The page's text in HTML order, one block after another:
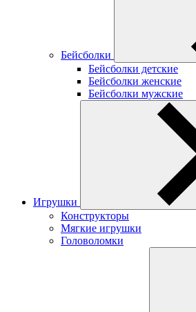
Бейсболки
Бейсболки детские
Бейсболки женские
Бейсболки мужские
Игрушки
Конструкторы
Мягкие игрушки
Головоломки